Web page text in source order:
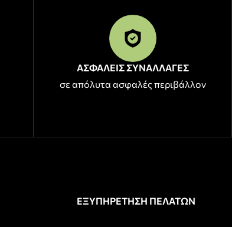
ΑΣΦΑΛΕΙΣ ΣΥΝΑΛΛΑΓΕΣ
σε απόλυτα ασφαλές περιβάλλον
ΕΞΥΠΗΡΕΤΗΣΗ ΠΕΛΑΤΩΝ